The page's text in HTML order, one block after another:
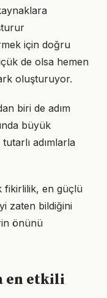
için doğru
de olsa hemen
oluşturuyor.
biri de adım
büyük
adımlarla
fikirlilik, en güçlü
zaten bildiğini
önünü
en etkili